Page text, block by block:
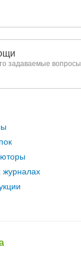
задаваемые вопросы
журналах